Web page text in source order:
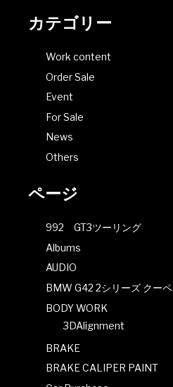
カテゴリー
Work content
Order Sale
Event
For Sale
News
Others
ページ
992 GT3ツーリング
Albums
AUDIO
BMW G42 2シリーズ クーペ
BODY WORK
3DAlignment
BRAKE
BRAKE CALIPER PAINT